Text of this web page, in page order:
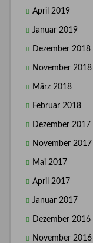
April 2019
Januar 2019
Dezember 2018
November 2018
März 2018
Februar 2018
Dezember 2017
November 2017
Mai 2017
April 2017
Januar 2017
Dezember 2016
November 2016